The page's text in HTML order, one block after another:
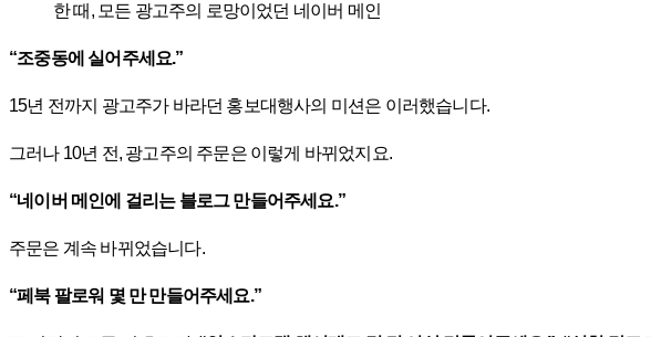
한 때, 모든 광고주의 로망이었던 네이버 메인
“조중동에 실어주세요.”
15년 전까지 광고주가 바라던 홍보대행사의 미션은 이러했습니다.
그러나 10년 전, 광고주의 주문은 이렇게 바뀌었지요.
“네이버 메인에 걸리는 블로그 만들어주세요.”
주문은 계속 바뀌었습니다.
“페북 팔로워 몇 만 만들어주세요.”